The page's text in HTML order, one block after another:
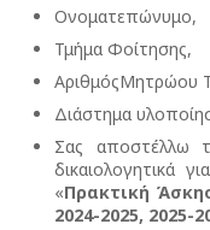
Ονοματεπώνυμο,
Τμήμα Φοίτησης,
ΑριθμόςΜητρώου
Διάστημα
Σας αποστέλλω
δικαιολογητικά
«Πρακτική
2024-2025, 2025-